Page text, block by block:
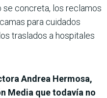
se concreta, los reclamos
para cuidados
traslados a hospitales
Andrea Hermosa,
Media que todavía no